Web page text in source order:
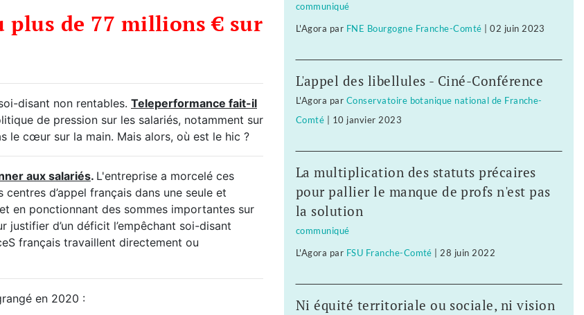
plus de 77 millions € sur
disant non rentables. Teleperformance fait-il
de pression sur les salariés, notamment sur
le cœur sur la main. Mais alors, où est le hic ?
aux salariés. L'entreprise a morcelé ces
d’appel français dans une seule et
en ponctionnant des sommes importantes sur
d’un déficit l’empêchant soi-disant
français travaillent directement ou
en 2020 :
communiqué
L'Agora par FNE Bourgogne Franche-Comté |02 juin 2023
L'appel des libellules - Ciné-Conférence
L'Agora par Conservatoire botanique national de Franche-
Comté
10 janvier 2023
La multiplication des statuts précaires
pour pallier le manque de profs n'est pas
la solution
communiqué
L'Agora par FSU Franche-Comté 28 juin 2022
Ni équité territoriale ou sociale, ni vision